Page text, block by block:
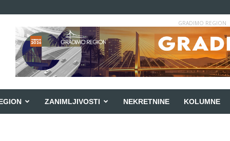
GRADIMO REGION
ZANIMLJIVOSTI NEKRETNINE KOLUMNE